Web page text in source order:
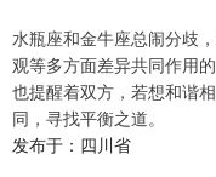
水瓶座和金牛座总闹分歧
观等多方面差异共同作用
也提醒着双方，若想和谐
同，寻找平衡之道。
发布于：四川省